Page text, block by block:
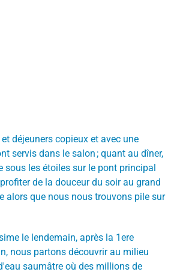
déjeuners copieux et avec une
servis dans le salon ; quant au dîner,
sous les étoiles sur le pont principal
de la douceur du soir au grand
alors que nous nous trouvons pile sur
le lendemain, après la 1ere
nous partons découvrir au milieu
saumâtre où des millions de